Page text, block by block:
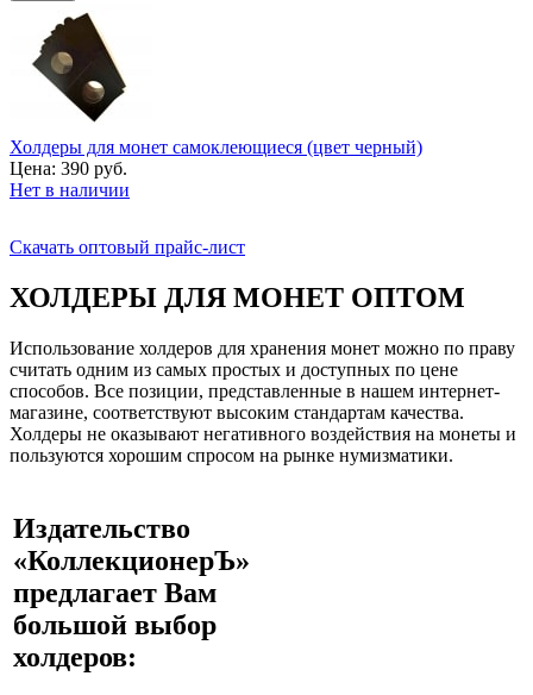
Холдеры для монет самоклеющиеся (цвет черный)
Цена: 390 руб.
Нет в наличии
Скачать оптовый прайс-лист
ХОЛДЕРЫ ДЛЯ МОНЕТ ОПТОМ
Использование холдеров для хранения монет можно по праву
считать одним из самых простых и доступных по цене
способов. Все позиции, представленные в нашем интернет-
магазине, соответствуют высоким стандартам качества.
Холдеры не оказывают негативного воздействия на монеты и
пользуются хорошим спросом на рынке нумизматики.
Издательство
«КоллекционерЪ»
предлагает Вам
большой выбор
холдеров: